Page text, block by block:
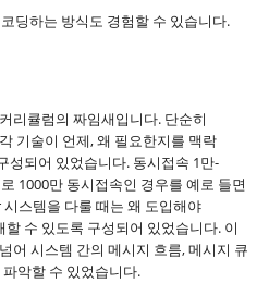
딩하는 방식도 경험할 수 있습니다.
리큘럼의 짜임새입니다. 단순히
기술이 언제, 왜 필요한지를 맥락
성되어 있었습니다. 동시접속 1만-
1000만 동시접속인 경우를 예로 들면
스템을 다룰 때는 왜 도입해야
수 있도록 구성되어 있었습니다. 이
어 시스템 간의 메시지 흐름, 메시지 큐
악할 수 있었습니다.